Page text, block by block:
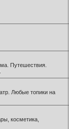
Путешествия.
Любые топики на
косметика,